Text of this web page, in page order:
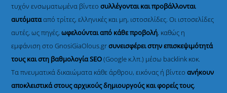
τυχόν ενσωματωμένα βίντεοσυλλέγονται και προβάλλονται
αυτόματααπό τρίτες, ελληνικές και μη, ιστοσελίδες. Οι ιστοσελίδες
αυτές, ως πηγές,ωφελούνται από κάθε προβολή, καθώς η
εμφάνιση στο GnosiGiaOlous.grσυνεισφέρει στην επισκεψιμότητά
τους και στη βαθμολογία SEO(Google κ.λπ.) μέσω backlink κοκ.
Τα πνευματικά δικαιώματα κάθε άρθρου, εικόνας ή βίντεοανήκουν
αποκλειστικά στους αρχικούς δημιουργούς και φορείς τους,